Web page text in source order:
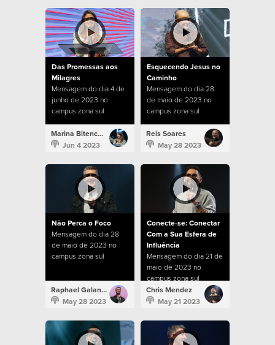
Das Promessas aos
Milagres
Mensagem do dia 4 de
junho de 2023 no
campus zona sul
Marina Bitencourt
Jun 4 2023
Esquecendo Jesus no
Caminho
Mensagem do dia 28
de maio de 2023 no
campus zona sul
Reis Soares
May 28 2023
Não Perca o Foco
Mensagem do dia 28
de maio de 2023 no
campus zona sul
Raphael Galante
May 28 2023
Conecte-se: Conectar
Com a Sua Esfera de
Influência
Mensagem do dia 21 de
maio de 2023 no
campus zona sul
Chris Mendez
May 21 2023